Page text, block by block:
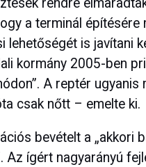
a terminál
lehetőségét is javítani
kormány 2005-ben
A reptér
csak nőtt – emelte ki.
bevételt a „akkori
Az ígért nagyarányú